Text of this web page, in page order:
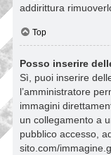
addirittura
Top
Posso inserire
Sì, puoi inserire
l’amministratore
immagini
un collegamento a
pubblico accesso,
sito.com/